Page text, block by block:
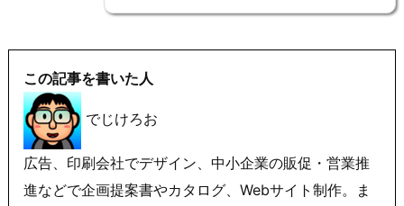
この記事を書いた人
でじけろお
広告、印刷会社でデザイン、中小企業の販促・営業推
進などで企画提案書やカタログ、Webサイト制作。ま